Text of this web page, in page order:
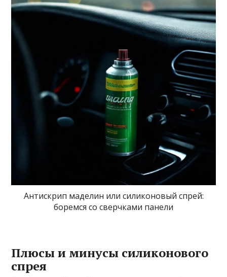
Антискрип маделин или силиконовый спрей:
боремся со сверчками панели
Плюсы и минусы силиконового
спрея